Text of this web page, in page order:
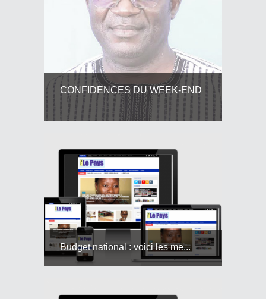
CONFIDENCES DU WEEK-END
Budget national : voici les me...